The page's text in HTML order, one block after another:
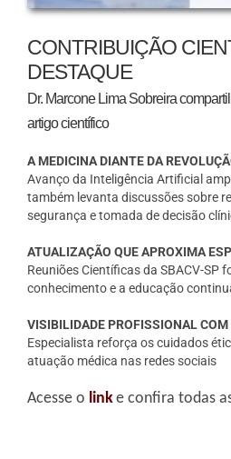
CONTRIBUIÇÃO
DESTAQUE
Dr. Marcone Lima Sobreira
artigo científico
A MEDICINA DIANTE DA
Avanço da Inteligência Artificial
também levanta discussões sobre
segurança e tomada de decisão
ATUALIZAÇÃO QUE APROXIMA
Reuniões Científicas da SBACV-SP
conhecimento e a educação
VISIBILIDADE PROFISSIONAL
Especialista reforça os cuidados
atuação médica nas redes sociais
Acesse o linke confira todas